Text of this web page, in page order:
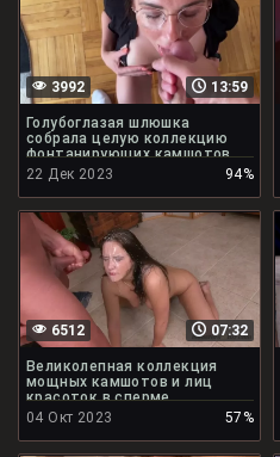
13:59
3992
Голубоглазая шлюшка
собрала целую коллекцию
фонтанирующих камшотов
22 Дек 2023
94%
07:32
6512
Великолепная коллекция
мощных камшотов и лиц
красоток в сперме
04 Окт 2023
57%